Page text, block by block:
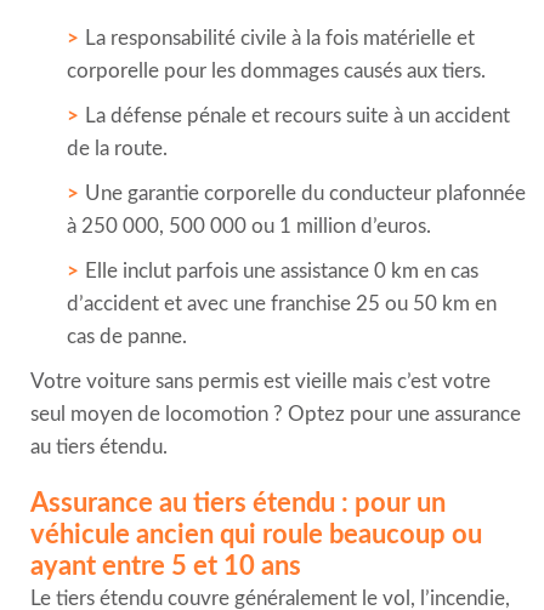
La responsabilité civile à la fois matérielle et
corporelle pour les dommages causés aux tiers.
La défense pénale et recours suite à un accident
de la route.
Une garantie corporelle du conducteur plafonnée
à 250 000, 500 000 ou 1 million d’euros.
Elle inclut parfois une assistance 0 km en cas
d’accident et avec une franchise 25 ou 50 km en
cas de panne.
Votre voiture sans permis est vieille mais c’est votre
seul moyen de locomotion ? Optez pour une assurance
au tiers étendu.
Assurance au tiers étendu : pour un
véhicule ancien qui roule beaucoup ou
ayant entre 5 et 10 ans
Le tiers étendu couvre généralement le vol, l’incendie,